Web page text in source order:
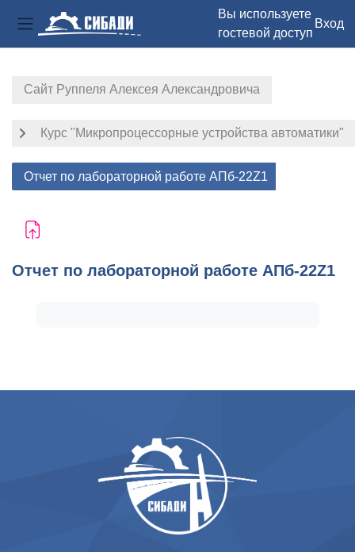
Боковая панель
Вы используете
гостевой доступ
Вход
Сайт Руппеля Алексея Александровича
Курс "Микропроцессорные устройства автоматики"
Отчет по лабораторной работе АПб-22Z1
Отчет по лабораторной работе АПб-22Z1